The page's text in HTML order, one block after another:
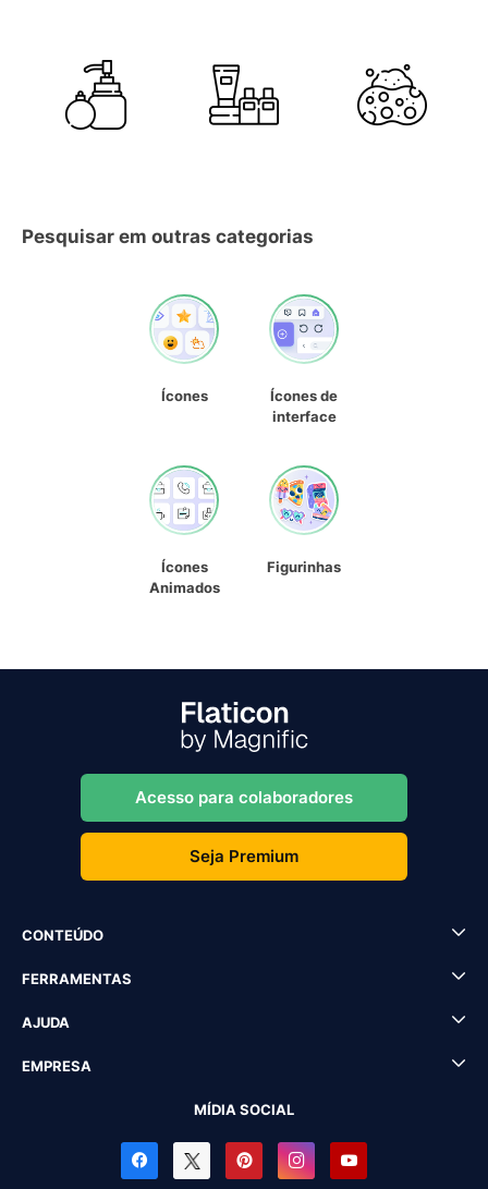
Pesquisar em outras categorias
Ícones
Ícones de
interface
Ícones
Animados
Figurinhas
Acesso para colaboradores
Seja Premium
CONTEÚDO
FERRAMENTAS
AJUDA
EMPRESA
MÍDIA SOCIAL